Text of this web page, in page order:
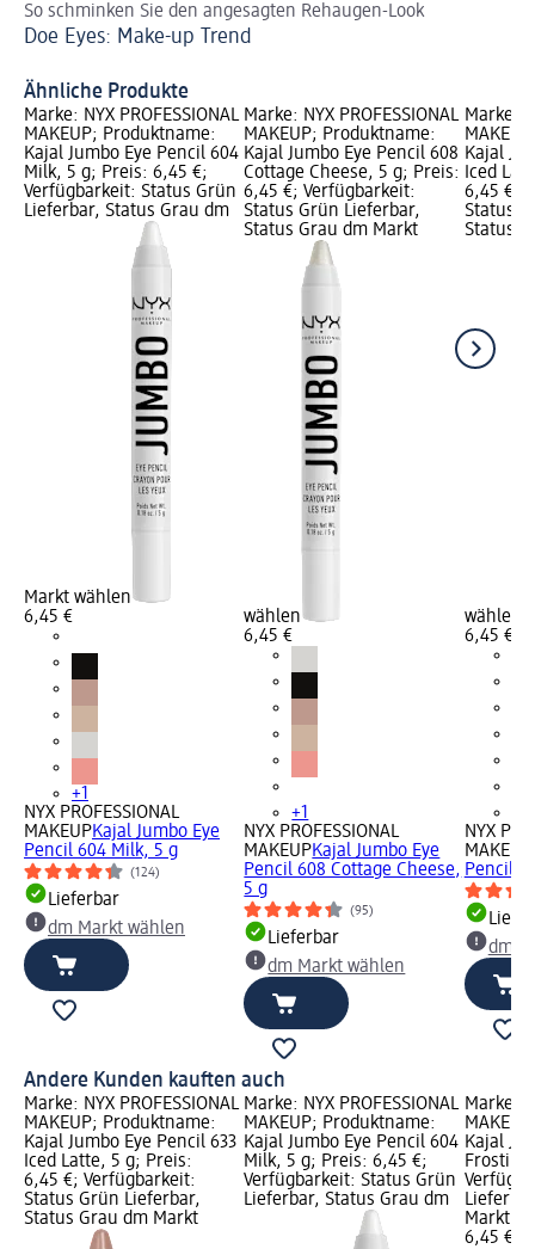
So schminken Sie den angesagten Rehaugen-Look
Doe Eyes: Make-up Trend
Ähnliche Produkte
Marke: NYX PROFESSIONAL
MAKEUP; Produktname:
Kajal Jumbo Eye Pencil 604
Milk, 5 g; Preis: 6,45 €;
Verfügbarkeit: Status Grün
Lieferbar, Status Grau dm
Markt wählen
6,45 €
+1
NYX PROFESSIONAL
MAKEUPKajal Jumbo Eye
Pencil 604 Milk, 5 g
(124)
Lieferbar
dm Markt wählen
Marke: NYX PROFESSIONAL
MAKEUP; Produktname:
Kajal Jumbo Eye Pencil 608
Cottage Cheese, 5 g; Preis:
6,45 €; Verfügbarkeit:
Status Grün Lieferbar,
Status Grau dm Markt
wählen
6,45 €
+1
NYX PROFESSIONAL
MAKEUPKajal Jumbo Eye
Pencil 608 Cottage Cheese,
5 g
(95)
Lieferbar
dm Markt wählen
Marke:
Kajal
Iced
6,45 €;
Status
Status
wählen
6,45 €
NYX
MAKEUP
Pencil
dm
Andere Kunden kauften auch
Marke: NYX PROFESSIONAL
MAKEUP; Produktname:
Kajal Jumbo Eye Pencil 633
Iced Latte, 5 g; Preis:
6,45 €; Verfügbarkeit:
Status Grün Lieferbar,
Status Grau dm Markt
Marke: NYX PROFESSIONAL
MAKEUP; Produktname:
Kajal Jumbo Eye Pencil 604
Milk, 5 g; Preis: 6,45 €;
Verfügbarkeit: Status Grün
Lieferbar, Status Grau dm
Marke:
Kajal
Markt
6,45 €